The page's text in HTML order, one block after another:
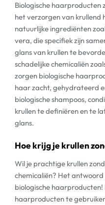
Biologische haarproducten
het verzorgen van
natuurlijke ingrediënten
vera, die specifiek zijn
glans van krullen te
schadelijke chemicaliën
zorgen biologische
haar zacht, gehydrateerd
biologische shampoos,
krullen te definiëren en te
glans.
Hoe krijg je krullen
Wil je prachtige krullen
chemicaliën? Het antwoord
biologische haarproducten!
haarproducten te